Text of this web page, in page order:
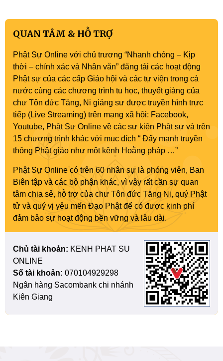
QUAN TÂM & HỖ TRỢ
Phật Sự Online với chủ trương “Nhanh chóng – Kịp
thời – chính xác và Nhân văn” đăng tải các hoạt động
Phật sự của các cấp Giáo hội và các tự viện trong cả
nước cùng các chương trình tu học, thuyết giảng của
chư Tôn đức Tăng, Ni giảng sư được truyền hình trực
tiếp (Live Streaming) trên mạng xã hội: Facebook,
Youtube, Phật Sự Online về các sự kiện Phật sự và trên
15 chương trình khác với mục đích “ Đẩy mạnh truyền
thông Phật giáo như một kênh Hoằng pháp …”
Phật Sự Online có trên 60 nhân sự là phóng viên, Ban
Biên tập và các bộ phận khác, vì vậy rất cần sự quan
tâm chia sẻ, hỗ trợ của chư Tôn đức Tăng Ni, quý Phật
tử và quý vị yêu mến Đạo Phật để có được kinh phí
đảm bảo sự hoạt động bền vững và lâu dài.
Chủ tài khoản: KENH PHAT SU
ONLINE
Số tài khoản: 070104929298
Ngân hàng Sacombank chi nhánh
Kiên Giang